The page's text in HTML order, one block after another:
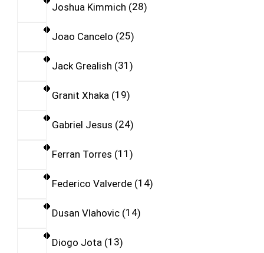
Joshua Kimmich 28
Joao Cancelo 25
Jack Grealish 31
Granit Xhaka 19
Gabriel Jesus 24
Ferran Torres 11
Federico Valverde 14
Dusan Vlahovic 14
Diogo Jota 13